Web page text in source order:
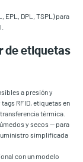
DPL, TSPL) para
de etiquetas
a presión y
RFID, etiquetas en
térmica.
y secos — para
simplificada
con un modelo